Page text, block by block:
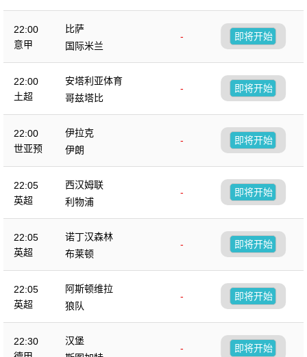
22:00
意甲
比萨
-
国际米兰
即将开始
22:00
土超
安塔利亚体育
-
哥兹塔比
即将开始
22:00
世亚预
伊拉克
-
伊朗
即将开始
22:05
英超
西汉姆联
-
利物浦
即将开始
22:05
英超
诺丁汉森林
-
布莱顿
即将开始
22:05
英超
阿斯顿维拉
-
狼队
即将开始
22:30
汉堡
-
即将开始